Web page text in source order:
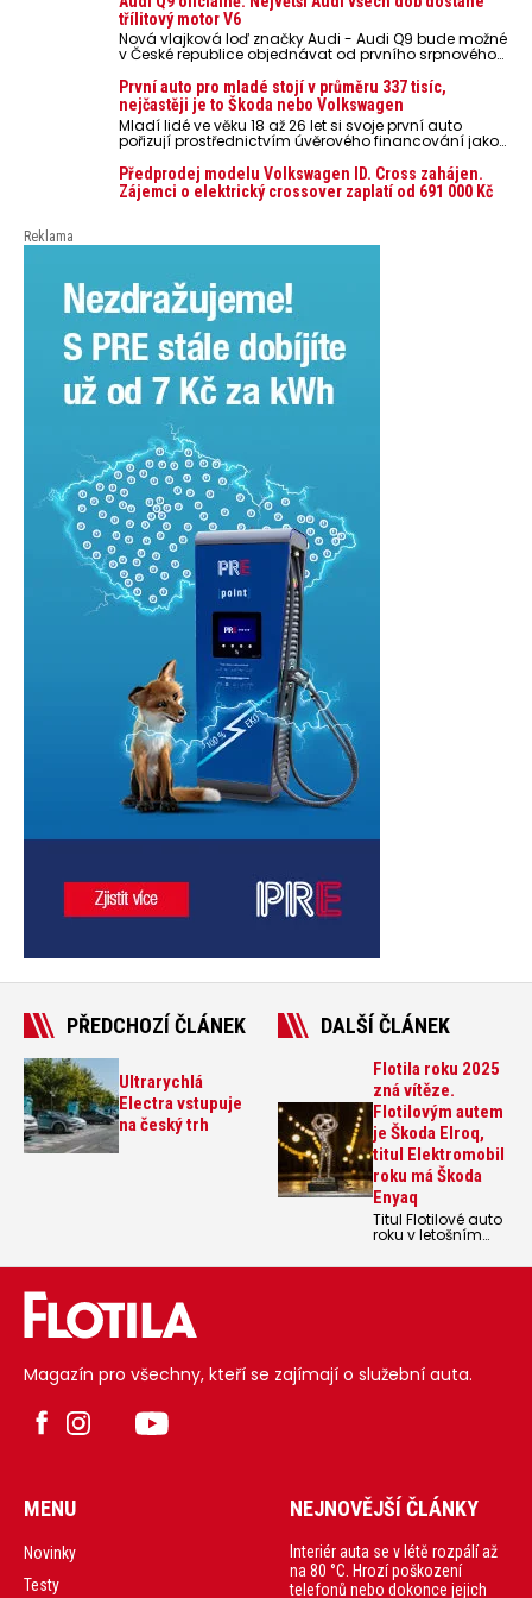
nebo notebooky. Můžou urychlit stárnutí baterií,
poškodit elektroniku a ve výjimečných případech i
zvýšit riziko požáru.
třílitový motor V6
Nová vlajková loď značky Audi - Audi Q9 bude možné
v České republice objednávat od prvního srpnového
První auto pro mladé stojí v průměru 337 tisíc,
nejčastěji je to Škoda nebo Volkswagen
Mladí lidé ve věku 18 až 26 let si svoje první auto
pořizují prostřednictvím úvěrového financování jako
auto. Průměrná pořizovací cena vozu dosahuje 337
tisíc korun a průměrná financovaná částka
přesahuje 251 tisíc korun. Vyplývá to z dat Leasingu
Předprodej modelu Volkswagen ID. Cross zahájen.
Zájemci o elektrický crossover zaplatí od 691 000 Kč
Reklama
PŘEDCHOZÍ ČLÁNEK
Ultrarychlá
Electra vstupuje
na český trh
DALŠÍ ČLÁNEK
Flotila roku 2025
zná vítěze.
Flotilovým autem
je Škoda Elroq,
titul Elektromobil
roku má Škoda
Enyaq
Titul Flotilové auto
roku v letošním
Flotila roku 2025
Magazín pro všechny, kteří se zajímají o služební auta.
MENU
Novinky
Testy
NEJNOVĚJŠÍ ČLÁNKY
Interiér auta se v létě rozpálí až
na 80 °C. Hrozí poškození
telefonů nebo dokonce jejich